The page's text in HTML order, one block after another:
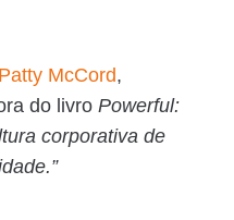
Patty McCord,
do livro Powerful:
corporativa de